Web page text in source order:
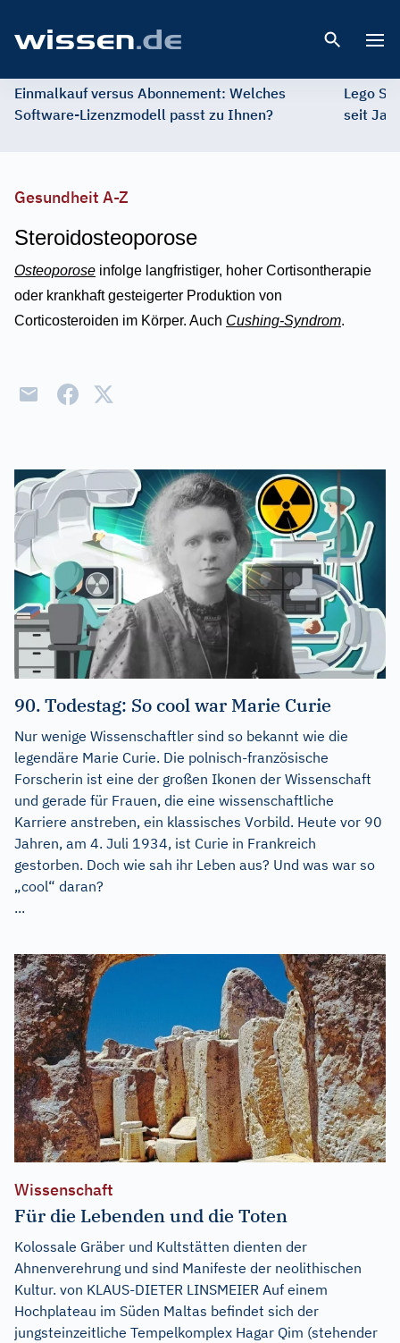
Einmalkauf versus Abonnement: Welches
Software-Lizenzmodell passt zu Ihnen?
Lego
seit
Gesundheit A-Z
Steroidosteoporose
Osteoporose infolge langfristiger, hoher Cortisontherapie
oder krankhaft gesteigerter Produktion von
Corticosteroiden im Körper. Auch Cushing-Syndrom.
90. Todestag: So cool war Marie Curie
Nur wenige Wissenschaftler sind so bekannt wie die
legendäre Marie Curie. Die polnisch-französische
Forscherin ist eine der großen Ikonen der Wissenschaft
und gerade für Frauen, die eine wissenschaftliche
Karriere anstreben, ein klassisches Vorbild. Heute vor 90
Jahren, am 4. Juli 1934, ist Curie in Frankreich
gestorben. Doch wie sah ihr Leben aus? Und was war so
„cool“ daran?
...
Wissenschaft
Für die Lebenden und die Toten
Kolossale Gräber und Kultstätten dienten der
Ahnenverehrung und sind Manifeste der neolithischen
Kultur. von KLAUS-DIETER LINSMEIER Auf einem
Hochplateau im Süden Maltas befindet sich der
jungsteinzeitliche Tempelkomplex Hagar Qim (stehender